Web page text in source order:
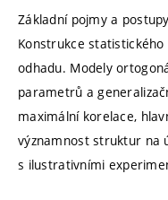
Základní pojmy a
Konstrukce
odhadu. Modely
parametrů a
maximální korelace,
významnost struktur na
s ilustrativními